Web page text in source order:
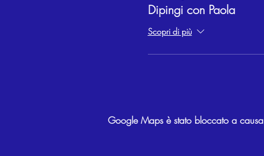
Dipingi con Paola
Scopri di più
Google Maps è stato bloccato a